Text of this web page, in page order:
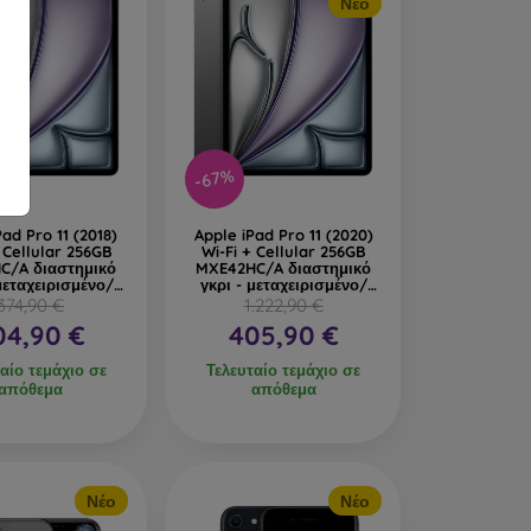
Pro 11 (2018)
256GB
A διαστημικό
€
€
τεμάχιο σε
-67%
Apple iPad Pro 11 (2020)
Wi-Fi + Cellular 256GB
MXE42HC/A διαστημικό
γκρι - μεταχειρισμένο/
εκθεσιακό
1.222,90 €
405,90 €
Τελευταίο τεμάχιο σε
απόθεμα
Νέο Νέο